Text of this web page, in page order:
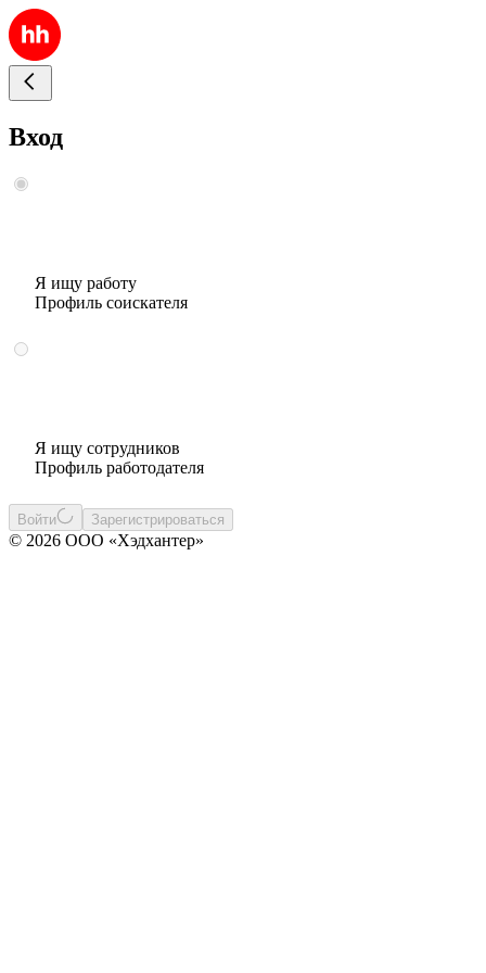
Вход
Я ищу работу
Профиль соискателя
Я ищу сотрудников
Профиль работодателя
Войти Зарегистрироваться
© 2026 ООО «Хэдхантер»